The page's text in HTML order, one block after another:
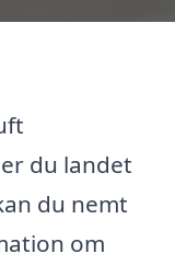
du landet
du nemt
om